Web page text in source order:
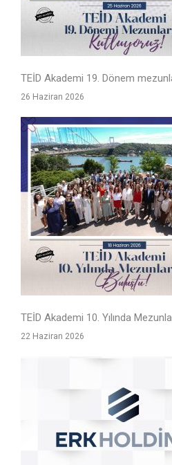
TEİD Akademi 19. Dönem
26 Haziran 2026
TEİD Akademi 10. Yılında
22 Haziran 2026